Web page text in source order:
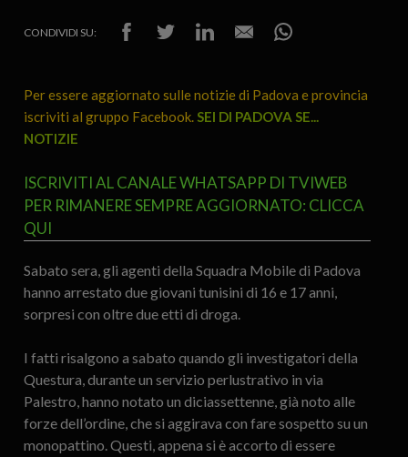
CONDIVIDI SU:
Per essere aggiornato sulle notizie di Padova e provincia
iscriviti al gruppo Facebook.SEI DI PADOVA SE...
NOTIZIE
ISCRIVITI AL CANALE WHATSAPP DI TVIWEB
PER RIMANERE SEMPRE AGGIORNATO: CLICCA
QUI
Sabato sera, gli agenti della Squadra Mobile di Padova
hanno arrestato due giovani tunisini di 16 e 17 anni,
sorpresi con oltre due etti di droga.
I fatti risalgono a sabato quando gli investigatori della
Questura, durante un servizio perlustrativo in via
Palestro, hanno notato un diciassettenne, già noto alle
forze dell’ordine, che si aggirava con fare sospetto su un
monopattino. Questi, appena si è accorto di essere